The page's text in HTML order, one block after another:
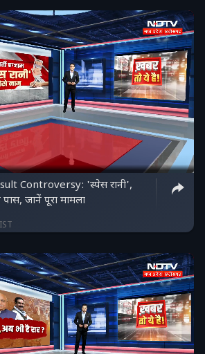
Controversy: 'स्पेस रानी',
जानें पूरा मामला